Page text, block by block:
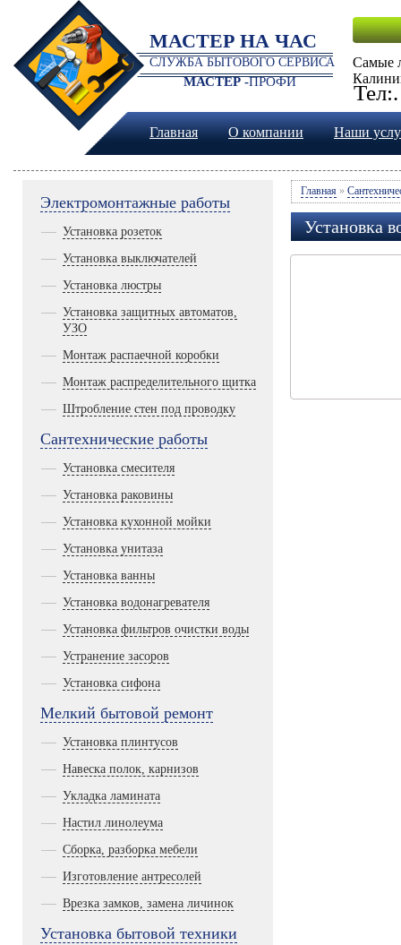
Самые
Главная О компании Наши
МАСТЕР НА ЧАС
СЛУЖБА БЫТОВОГО СЕРВИСА
МАСТЕР -ПРОФИ
Электромонтажные работы
Установка розеток
Установка выключателей
Установка люстры
Установка защитных автоматов,
УЗО
Монтаж распаечной коробки
Монтаж распределительного щитка
Штробление стен под проводку
Сантехнические работы
Установка смесителя
Установка раковины
Установка кухонной мойки
Установка унитаза
Установка ванны
Установка водонагревателя
Установка фильтров очистки воды
Устранение засоров
Установка сифона
Мелкий бытовой ремонт
Установка плинтусов
Навеска полок, карнизов
Укладка ламината
Настил линолеума
Сборка, разборка мебели
Изготовление антресолей
Врезка замков, замена личинок
Установка бытовой техники
Главная »
Установка